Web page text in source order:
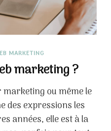
MARKETING
marketing ?
ou même le
des expressions les
années, elle est à la